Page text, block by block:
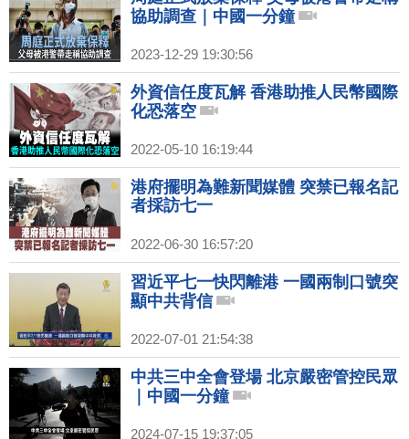
協助調查｜中國一分鐘
2023-12-29 19:30:56
外資信任度瓦解 香港助推人民幣國際
化恐落空
2022-05-10 16:19:44
港府擺明為難新聞媒體 突禁已報名記
者採訪七一
2022-06-30 16:57:20
習近平七一快閃離港 一國兩制口號突
顯中共背信
2022-07-01 21:54:38
中共三中全會登場 北京嚴密管控民眾
｜中國一分鐘
2024-07-15 19:37:05